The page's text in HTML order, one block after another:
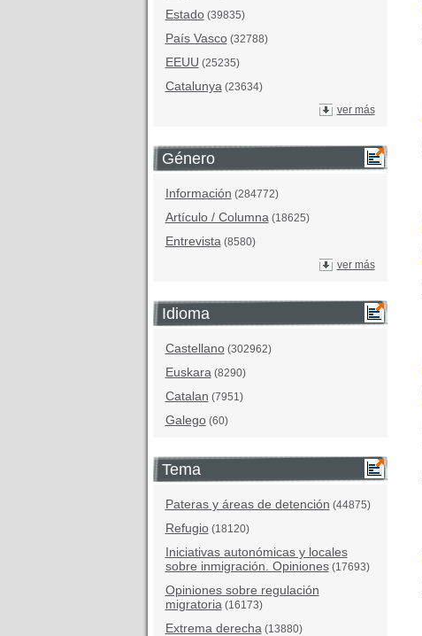
Estado(39835)
País Vasco(32788)
EEUU (25235)
Catalunya(23634)
ver más
Género
Información (284772)
Artículo / Columna(18625)
Entrevista(8580)
ver más
Idioma
Castellano(302962)
Euskara(8290)
Catalan (7951)
Galego(60)
Tema
Pateras y áreas de detención (44875)
Refugio(18120)
Iniciativas autonómicas y locales
sobre inmigración. Opiniones(17693)
Opiniones sobre regulación
migratoria(16173)
Extrema derecha(13880)